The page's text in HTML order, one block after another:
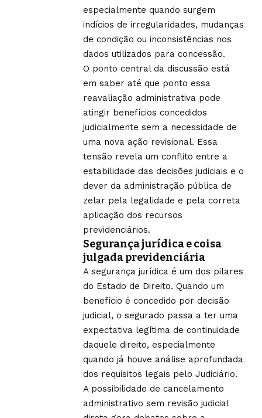
especialmente quando surgem
indícios de irregularidades, mudanças
de condição ou inconsistências nos
dados utilizados para concessão.
O ponto central da discussão está
em saber até que ponto essa
reavaliação administrativa pode
atingir benefícios concedidos
judicialmente sem a necessidade de
uma nova ação revisional. Essa
tensão revela um conflito entre a
estabilidade das decisões judiciais e o
dever da administração pública de
zelar pela legalidade e pela correta
aplicação dos recursos
previdenciários.
Segurança jurídica e coisa
julgada previdenciária
A segurança jurídica é um dos pilares
do Estado de Direito. Quando um
benefício é concedido por decisão
judicial, o segurado passa a ter uma
expectativa legítima de continuidade
daquele direito, especialmente
quando já houve análise aprofundada
dos requisitos legais pelo Judiciário.
A possibilidade de cancelamento
administrativo sem revisão judicial